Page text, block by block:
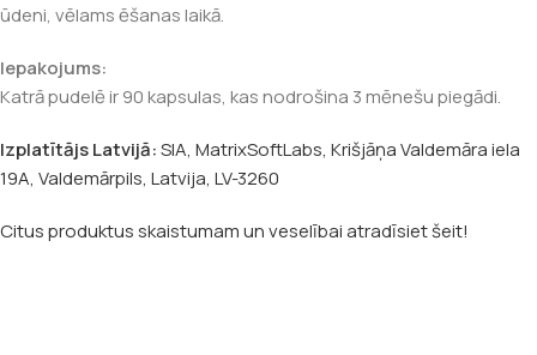
ūdeni, vēlams ēšanas laikā.
Iepakojums:
Katrā pudelē ir 90 kapsulas, kas nodrošina 3 mēnešu piegādi.
Izplatītājs Latvijā:SIA, MatrixSoftLabs, Krišjāņa Valdemāra iela
19A, Valdemārpils, Latvija, LV-3260
Citus produktus skaistumam un veselībai atradīsiet šeit!